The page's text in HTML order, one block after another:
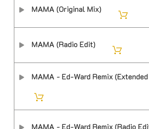
MAMA (Original Mix)
MAMA (Radio Edit)
MAMA - Ed-Ward Remix
MAMA - Ed-Ward Remix (Radio